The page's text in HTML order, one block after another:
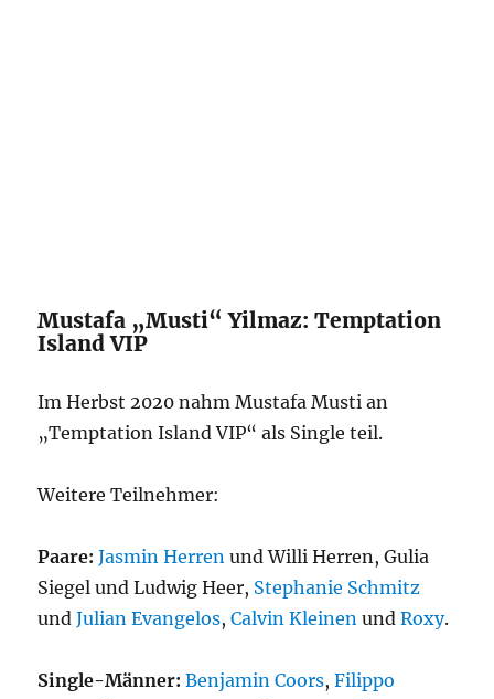
Mustafa „Musti“ Yilmaz: Temptation
Island VIP
Im Herbst 2020 nahm Mustafa Musti an
„Temptation Island VIP“ als Single teil.
Weitere Teilnehmer:
Paare: Jasmin Herren und Willi Herren, Gulia
Siegel und Ludwig Heer, Stephanie Schmitz
undJulian Evangelos,Calvin Kleinen undRoxy.
Single-Männer: Benjamin Coors,Filippo